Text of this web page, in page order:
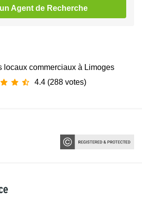
Agent de Recherche
locaux commerciaux à Limoges
4.4 (288 votes)